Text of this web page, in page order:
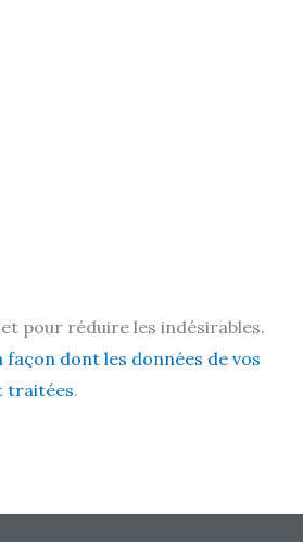
pour réduire les indésirables.
façon dont les données de vos
traitées.